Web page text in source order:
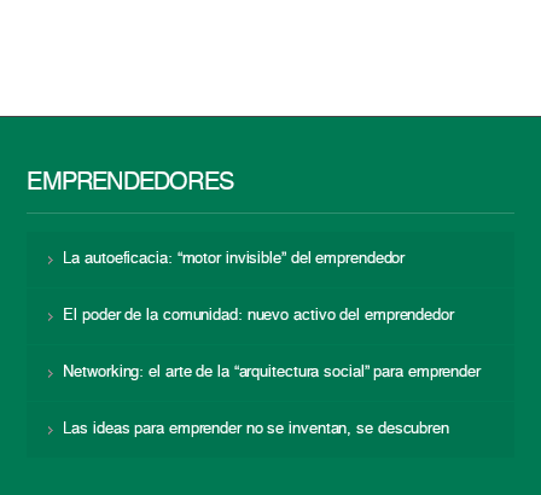
EMPRENDEDORES
La autoeficacia: “motor invisible” del emprendedor
El poder de la comunidad: nuevo activo del emprendedor
Networking: el arte de la “arquitectura social” para emprender
Las ideas para emprender no se inventan, se descubren